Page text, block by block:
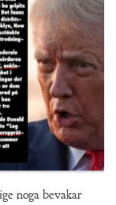
noga bevakar